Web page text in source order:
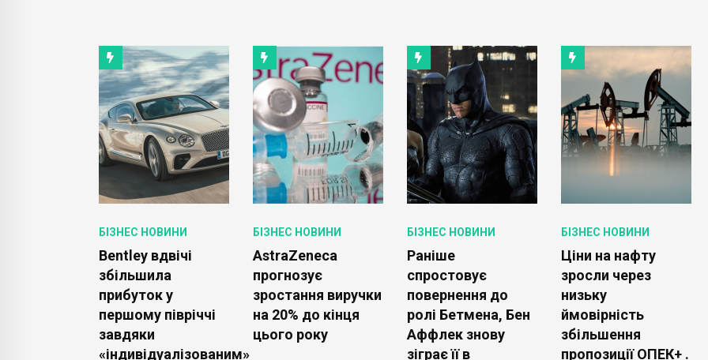
БІЗНЕС НОВИНИ
Bentley вдвічі
збільшила
прибуток у
першому півріччі
завдяки
«індивідуалізованим»
БІЗНЕС НОВИНИ
AstraZeneca
прогнозує
зростання виручки
на 20% до кінця
цього року
БІЗНЕС НОВИНИ
Раніше
спростовує
повернення до
ролі Бетмена, Бен
Аффлек знову
зіграє її в
БІЗНЕС НОВИНИ
Ціни на нафту
зросли через
низьку
ймовірність
збільшення
пропозиції ОПЕК+ .